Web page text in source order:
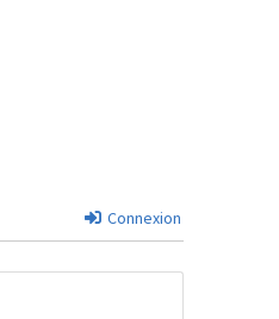
Connexion